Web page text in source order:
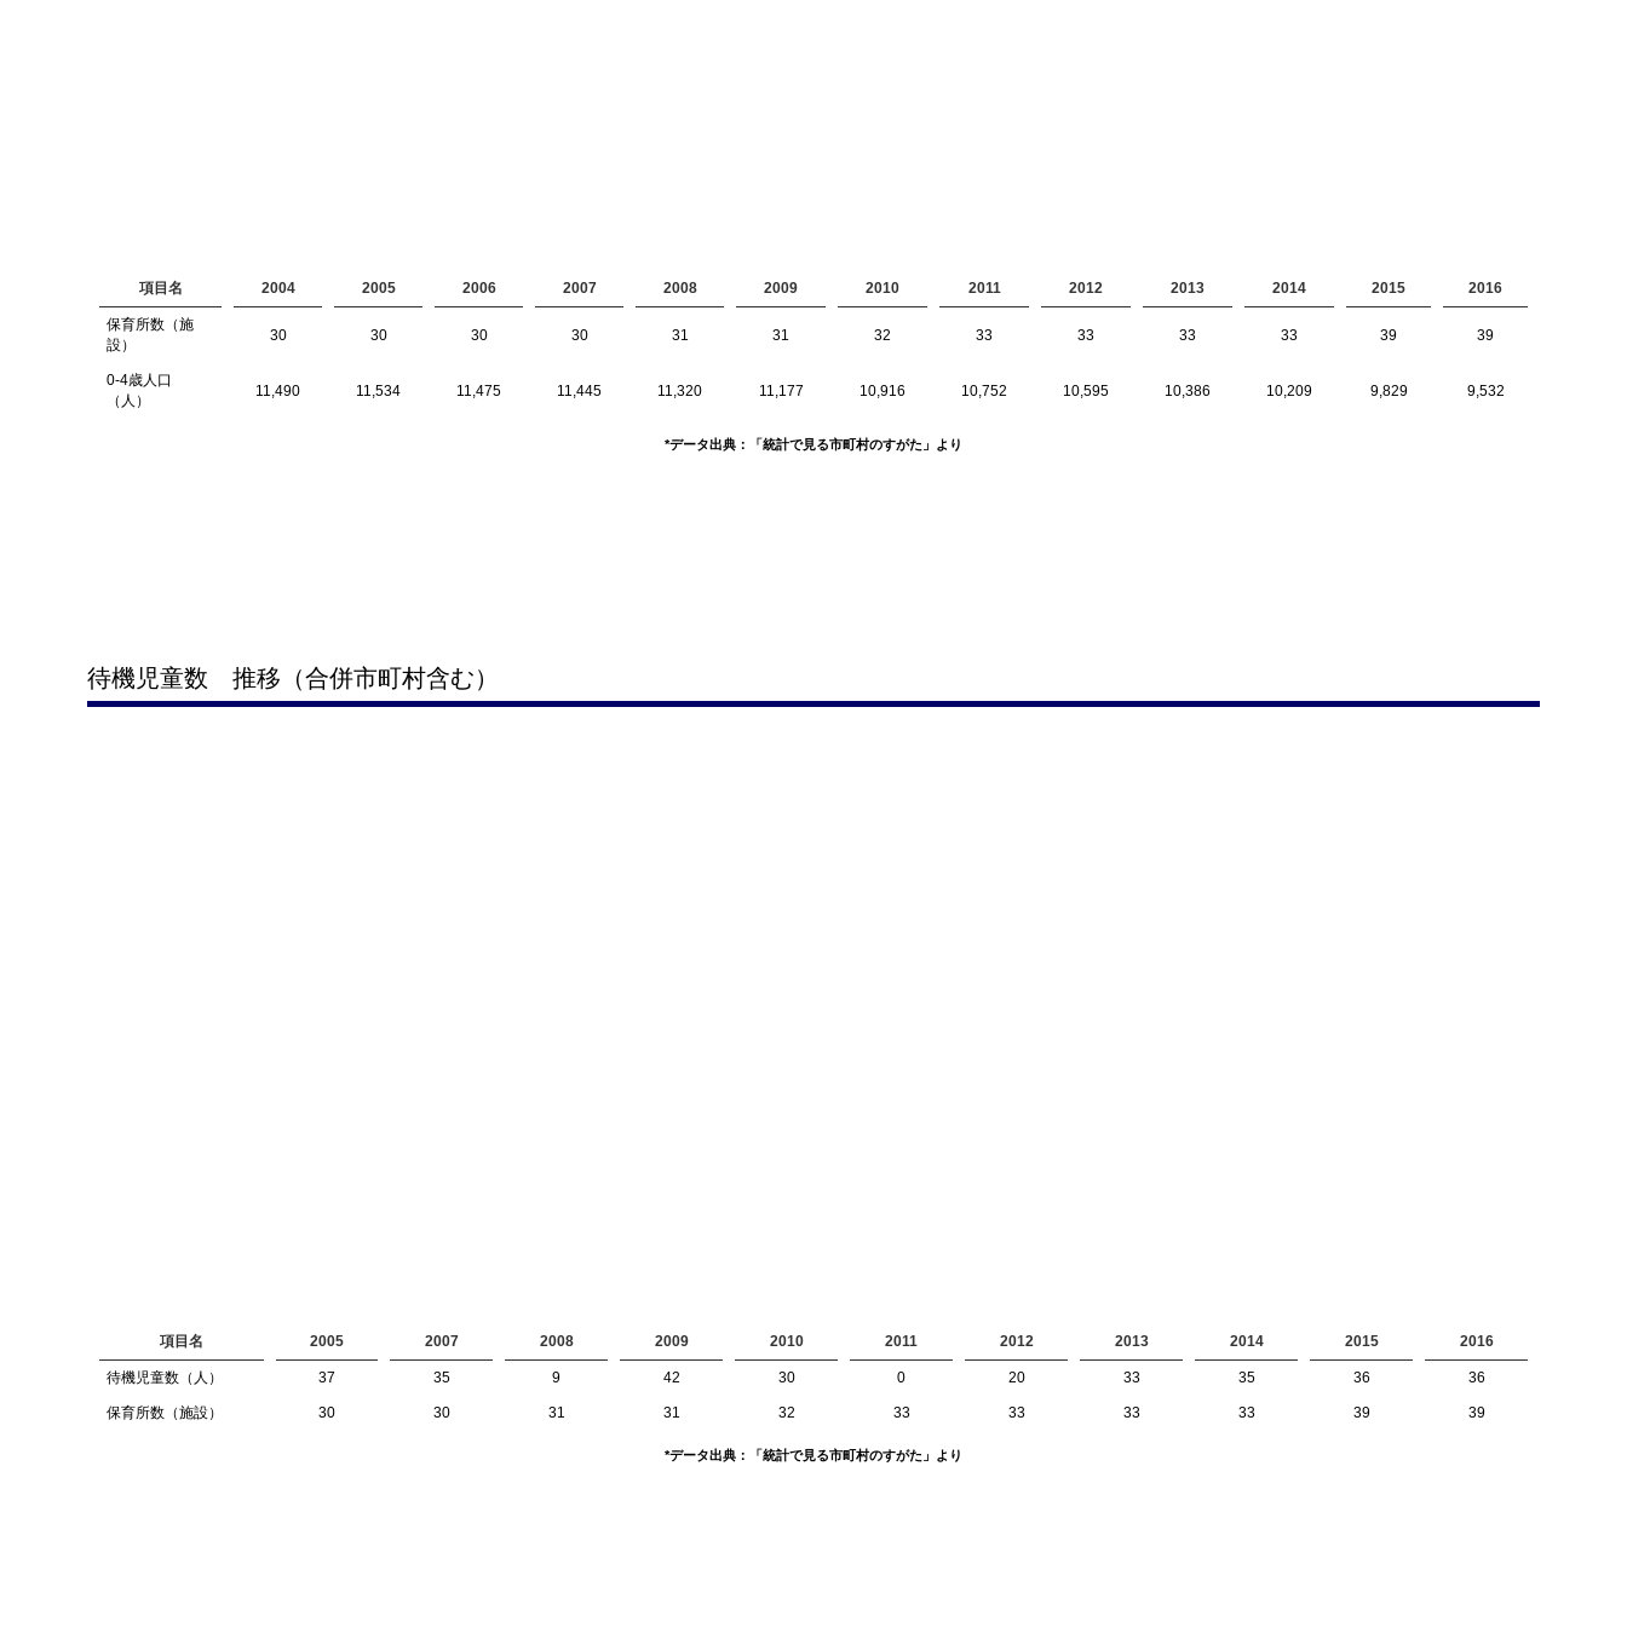
項目名 2004 2005 2006 2007 2008 2009 2010 2011 2012 2013 2014 2015 2016
保育所数（施
設）
30 30 30 30 31 31 32 33 33 33 33 39 39
0-4歳人口
（人）
11,490 11,534 11,475 11,445 11,320 11,177 10,916 10,752 10,595 10,386 10,209 9,829 9,532
*データ出典：「統計で見る市町村のすがた」より
待機児童数 推移（合併市町村含む）
項目名 2005 2007 2008 2009 2010 2011 2012 2013 2014 2015 2016
待機児童数（人） 37 35 9 42 30 0 20 33 35 36 36
保育所数（施設） 30 30 31 31 32 33 33 33 33 39 39
*データ出典：「統計で見る市町村のすがた」より